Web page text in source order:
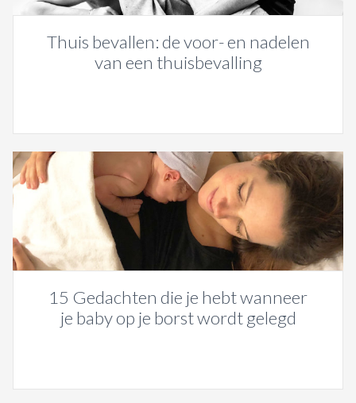
Thuis bevallen: de voor- en nadelen
van een thuisbevalling
15 Gedachten die je hebt wanneer
je baby op je borst wordt gelegd